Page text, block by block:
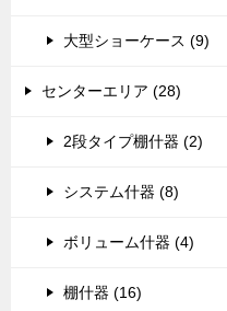
大型ショーケース (9)
センターエリア (28)
2段タイプ棚什器 (2)
システム什器 (8)
ボリューム什器 (4)
棚什器 (16)